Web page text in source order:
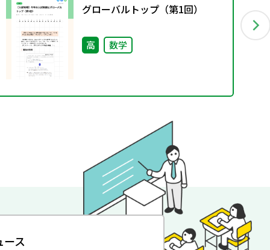
グローバルトップ（第1回）
高 数学
ース